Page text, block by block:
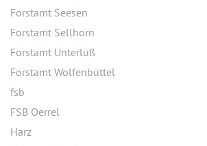
Forstamt Seesen
Forstamt Sellhorn
Forstamt Unterlüß
Forstamt Wolfenbüttel
fsb
FSB Oerrel
Harz